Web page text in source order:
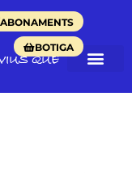
BOTIGA
QUE